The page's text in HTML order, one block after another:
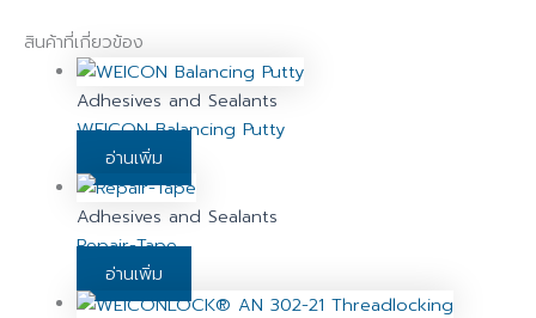
สินค้าที่เกี่ยวข้อง
Adhesives and Sealants
WEICON Balancing Putty
อ่านเพิ่ม
Adhesives and Sealants
Repair-Tape
อ่านเพิ่ม